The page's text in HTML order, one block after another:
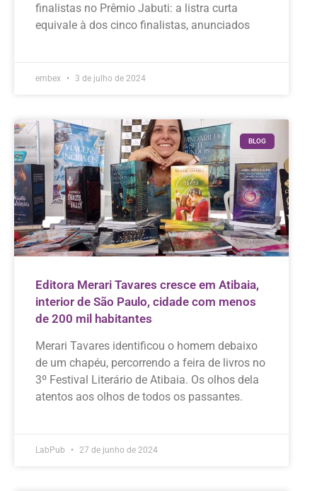
finalistas no Prêmio Jabuti: a listra curta
equivale à dos cinco finalistas, anunciados
embex 3 de julho de 2024
BLOG
Editora Merari Tavares cresce em Atibaia,
interior de São Paulo, cidade com menos
de 200 mil habitantes
Merari Tavares identificou o homem debaixo
de um chapéu, percorrendo a feira de livros no
3º Festival Literário de Atibaia. Os olhos dela
atentos aos olhos de todos os passantes.
LabPub 27 de junho de 2024